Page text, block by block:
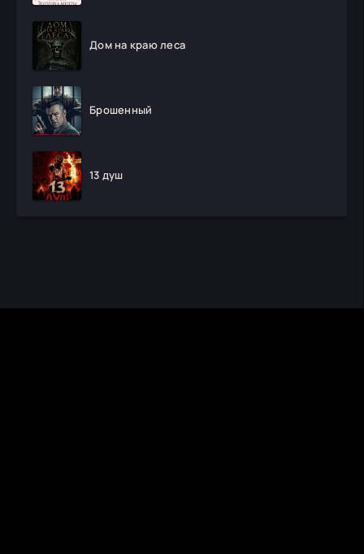
Дом на краю леса
Брошенный
13 душ